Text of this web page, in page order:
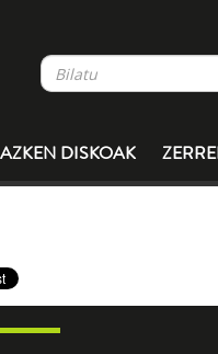
AZKEN DISKOAK